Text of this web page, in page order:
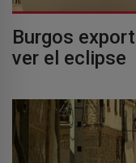
Burgos
ver el eclipse